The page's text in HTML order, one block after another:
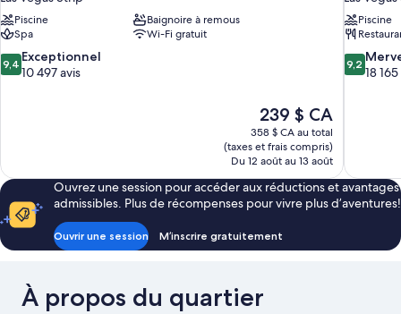
Piscine
Baignoire à remous
Spa
Wi-Fi gratuit
9.4
sur
9,4 Exceptionnel
10 497 avis
Le
prix
est
de
239 $ CA
239 $ CA
358 $ CA au total
(taxes et frais compris)
Du 12 août au 13 août
Piscine
9.2
sur
9,2
18
Ouvrez une session pour accéder aux réductions et avantages
admissibles. Plus de récompenses pour vivre plus d’aventures!
Ouvrir une session M’inscrire gratuitement
À propos du quartier